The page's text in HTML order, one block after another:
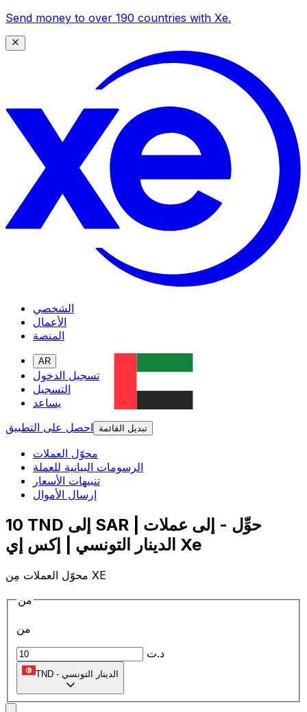
Send money to over 190 countries with Xe.
الشخصي
الأعمال
المنصة
AR
تسجيل الدخول
التسجيل
يساعد
احصل على التطبيق
تبديل القائمة
محوّل العملات
الرسومات البيانية للعملة
تنبيهات الأسعار
إرسال الأموال
10 TND إلى SAR | حوِّل - إلى عملات
الدينار التونسي | إكس إي Xe
محوّل العملات مِن XE
من
من
د.ت
TND - الدينار التونسي